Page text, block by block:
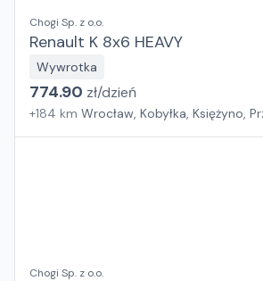
Chogi Sp. z o.o.
Renault K 8x6 HEAVY
Wywrotka
774.90 zł/dzień
+184 km Wrocław, Kobyłka, Księżyno,
Chogi Sp. z o.o.